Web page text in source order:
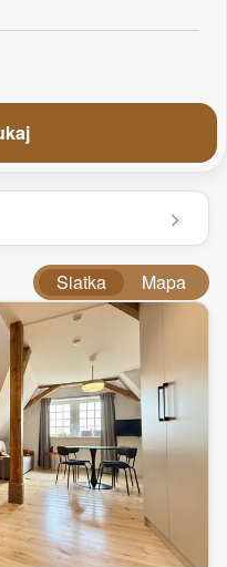
Siatka Mapa